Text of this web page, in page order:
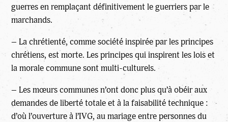
guerres en remplaçant définitivement le guerriers par le
marchands.
– La chrétienté, comme société inspirée par les principes
chrétiens, est morte. Les principes qui inspirent les lois et
la morale commune sont multi-culturels.
– Les mœurs communes n’ont donc plus qu’à obéir aux
demandes de liberté totale et à la faisabilité technique :
d’où l’ouverture à l’IVG, au mariage entre personnes du